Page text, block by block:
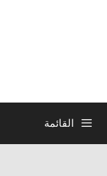
القائمة